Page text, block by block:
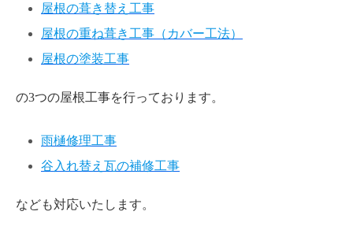
屋根の葺き替え工事
屋根の重ね葺き工事（カバー工法）
屋根の塗装工事
の3つの屋根工事を行っております。
雨樋修理工事
谷入れ替え瓦の補修工事
なども対応いたします。